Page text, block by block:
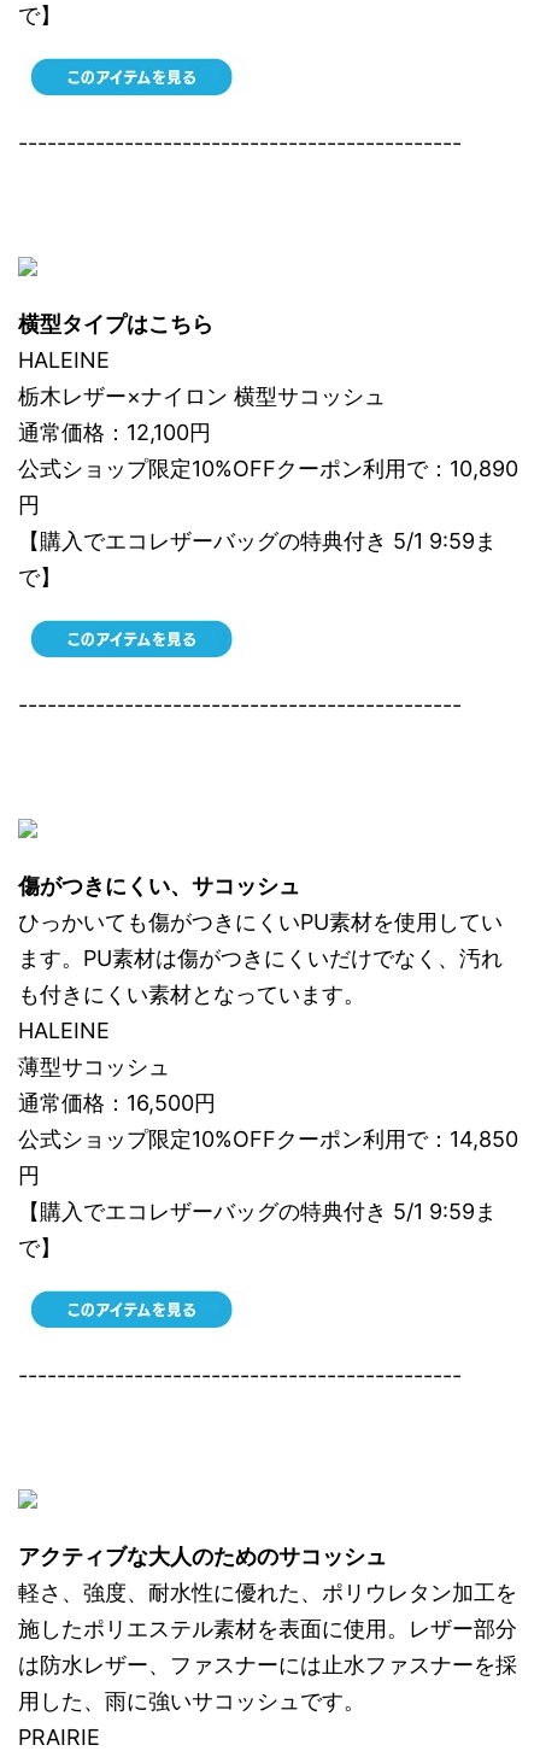
で】
----------------------------------------------
横型タイプはこちら
HALEINE
栃木レザー×ナイロン 横型サコッシュ
通常価格：12,100円
公式ショップ限定10%OFFクーポン利用で：10,890
円
【購入でエコレザーバッグの特典付き 5/1 9:59ま
で】
----------------------------------------------
傷がつきにくい、サコッシュ
ひっかいても傷がつきにくいPU素材を使用してい
ます。PU素材は傷がつきにくいだけでなく、汚れ
も付きにくい素材となっています。
HALEINE
薄型サコッシュ
通常価格：16,500円
公式ショップ限定10%OFFクーポン利用で：14,850
円
【購入でエコレザーバッグの特典付き 5/1 9:59ま
で】
----------------------------------------------
アクティブな大人のためのサコッシュ
軽さ、強度、耐水性に優れた、ポリウレタン加工を
施したポリエステル素材を表面に使用。レザー部分
は防水レザー、ファスナーには止水ファスナーを採
用した、雨に強いサコッシュです。
PRAIRIE